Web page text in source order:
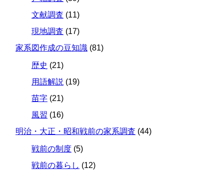
文献調査 (11)
現地調査 (17)
家系図作成の豆知識 (81)
歴史 (21)
用語解説 (19)
苗字 (21)
風習 (16)
明治・大正・昭和戦前の家系調査 (44)
戦前の制度 (5)
戦前の暮らし (12)